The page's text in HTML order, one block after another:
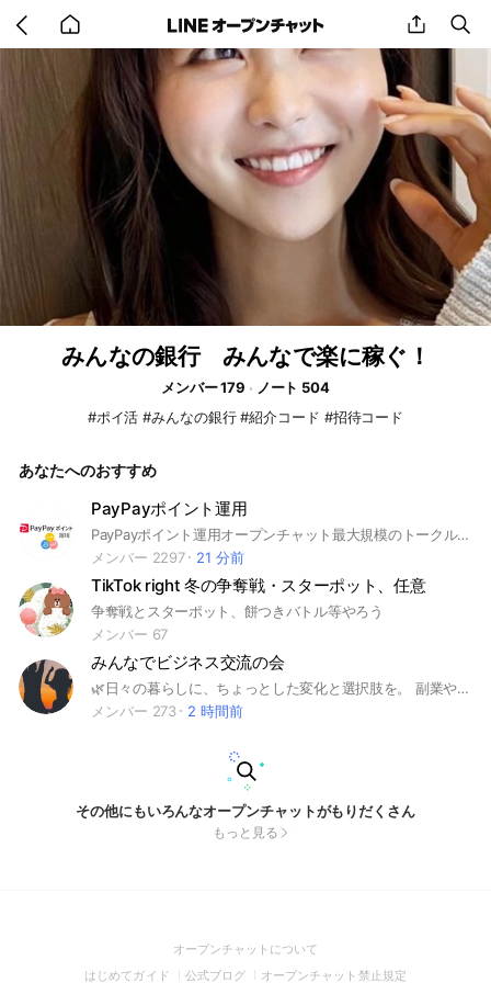
back
to
home
share
みんなの銀行 みんなで楽に稼ぐ！
メンバー 179
ノート 504
#ポイ活 #みんなの銀行 #紹介コード #招待コード
あなたへのおすすめ
PayPayポイント運用
PayPayポイント運用オープンチャット最大規模のトークルームです。 LINEオープンチャット運営から優良トークルームの称号として「Special OpenChat」認定バッジを付与して頂いております。 色んな方からの情報交換がメンバーさんのPayPayボーナスを支えられるチャットになれたら幸いです。 また楽しくをモットーに雑談もありますので参加される場合はご参考ください。 #PayPay #PayPayボーナス #ボーナス運用 #ペイペイ #PAYPAY #ポイント #ポイ活 #稼ぐ
メンバー 2297
21 分前
TikTok right 冬の争奪戦・スターポット、任意
争奪戦とスターポット、餅つきバトル等やろう
メンバー 67
みんなでビジネス交流の会
🌿日々の暮らしに、ちょっとした変化と選択肢を。 副業やフリーランスの方など、今話題の働き方や暮らしを豊かにするヒントをみんなで共有しませんか？ スキマ時間を活かすちょっとしたアイデアや、将来に向けての選択肢としての情報など、幅広くご紹介可能です。 気になる方はぜひ、以下のリンクからご覧ください✨ 気軽に情報収集したい方も大歓迎です☺️ #副業 #在宅ワーク #おうち時間活用 #スキマ時間活用 #副収入 #お金欲しい #今の生活を変えたい #働き方を変えたい #自分を変えたい #未経験OK #知識ゼロでもできる #完全在宅
メンバー 273
2 時間前
その他にもいろんなオープンチャットがもりだくさん
もっと見る
オープンチャットについて
in
はじめてガイド (Open
公式ブログ (Open
オープンチャット禁止規定(Open